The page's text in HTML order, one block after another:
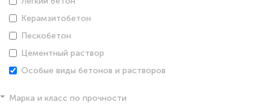
Керамзитобетон
Пескобетон
Цементный раствор
Особые виды бетонов и растворов
Марка и класс по прочности